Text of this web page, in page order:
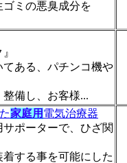
ミの悪臭成分を
ある、パチンコ機や
備し、お客様...
家庭用 電気治療器
ポーターで、ひざ関
する事を可能にした